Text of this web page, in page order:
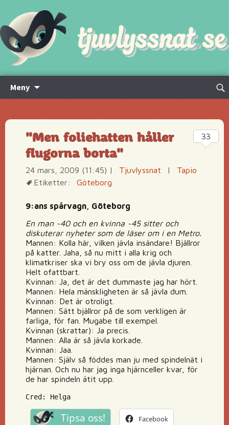
Meny
innehåll
Sök
"Men foliehatten håller
flugorna borta"
24 mars, 2009 (11:45) | Tjuvlyssnat |
Tapio
Etiketter:
Göteborg
9:ans spårvagn, Göteborg
En man ~40 och en kvinna ~45 sitter och
diskuterar nyheter som de läser om i en Metro.
Mannen: Kolla här, vilken jävla insändare! Bjällror
på katter. Jaha, så nu mitt i alla krig och
klimatkriser ska vi bry oss om de jävla djuren.
Helt ofattbart.
Kvinnan: Ja, det är det dummaste jag har hört.
Mannen: Hela mänskligheten är så jävla dum.
Kvinnan: Det är otroligt.
Mannen: Sätt bjällror på de som verkligen är
farliga, för fan. Mugabe till exempel.
Kvinnan (skrattar): Ja precis.
Mannen: Alla är så jävla korkade.
Kvinnan: Jaa.
Mannen: Själv så föddes man ju med spindelnät i
hjärnan. Och nu har jag inga hjärnceller kvar, för
de har spindeln ätit upp.
Cred: Helga
Tipsa oss! Facebook
33